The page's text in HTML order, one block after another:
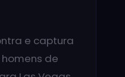
e captura
de